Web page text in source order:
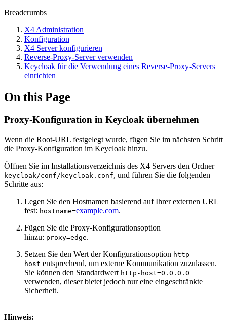
Breadcrumbs
X4 Administration
Konfiguration
X4 Server konfigurieren
Reverse-Proxy-Server verwenden
Keycloak für die Verwendung eines Reverse-Proxy-Servers
einrichten
On this Page
Proxy-Konfiguration in Keycloak übernehmen
Wenn die Root-URL festgelegt wurde, fügen Sie im nächsten Schritt
die Proxy-Konfiguration im Keycloak hinzu.
Öffnen Sie im Installationsverzeichnis des X4 Servers den Ordner
keycloak/conf/keycloak.conf, und führen Sie die folgenden
Schritte aus:
Legen Sie den Hostnamen basierend auf Ihrer externen URL
fest: hostname=example.com.
Fügen Sie die Proxy-Konfigurationsoption
hinzu: proxy=edge.
Setzen Sie den Wert der Konfigurationsoption http-
host entsprechend, um externe Kommunikation zuzulassen.
Sie können den Standardwert http-host=0.0.0.0
verwenden, dieser bietet jedoch nur eine eingeschränkte
Sicherheit.
Hinweis: